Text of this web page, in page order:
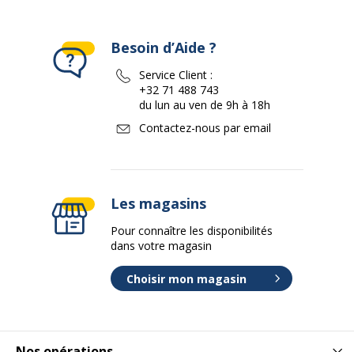
Besoin d’Aide ?
Service Client :
+32 71 488 743
du lun au ven de 9h à 18h
Contactez-nous par email
Les magasins
Pour connaître les disponibilités
dans votre magasin
Choisir mon magasin